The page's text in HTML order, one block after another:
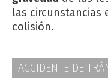
las circunstancias
colisión.
ACCIDENTE DE